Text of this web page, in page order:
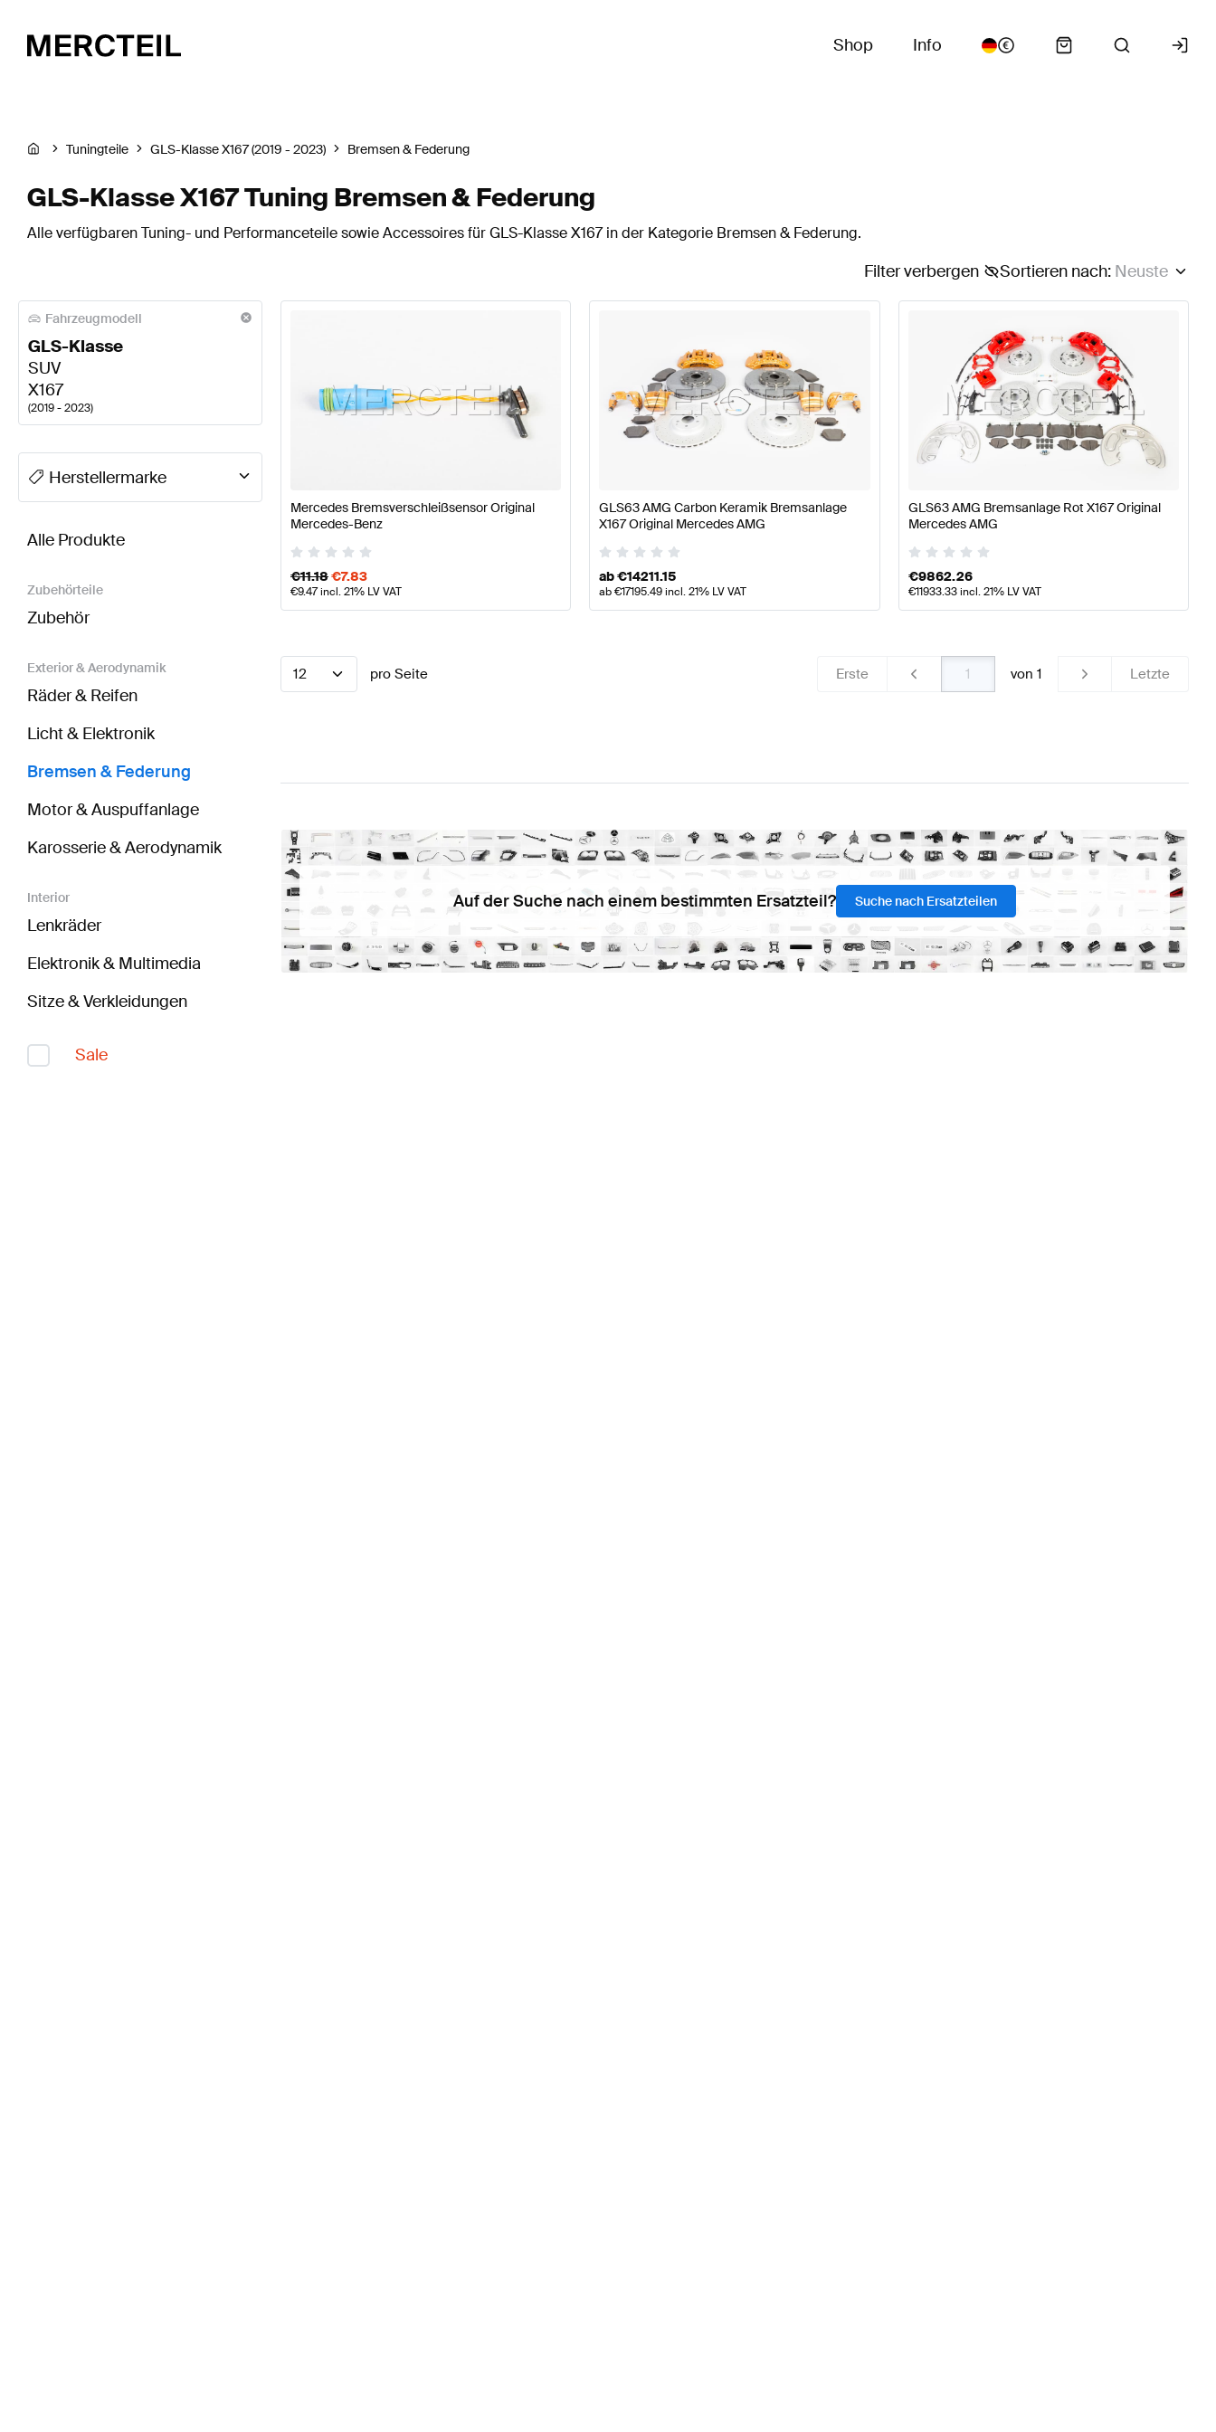
Shop Info
Tuningteile GLS-Klasse X167 (2019 - 2023) Bremsen & Federung
GLS-Klasse X167 Tuning Bremsen & Federung
Alle verfügbaren Tuning- und Performanceteile sowie Accessoires für GLS-Klasse X167 in der Kategorie Bremsen & Federung.
Sortieren nach: Neuste
Filter verbergen
Fahrzeugmodell
GLS-Klasse
SUV
X167
(2019 - 2023)
A-Klasse Tuning Bremsen & Federung A-Klasse W177 Modellpflege Tuning Bremsen & Federung A-Klasse W177 Tuning Bremsen & FederungA-Klasse W176
Herstellermarke
BRABUS GLS-Klasse X167 Bremsen & FederungAMG GLS-Klasse X167 Bremsen & FederungMercedes-Benz GLS-Klasse X167 Bremsen & Federung
Alle Produkte
Zubehörteile
Zubehör
Exterior & Aerodynamik
Räder & Reifen
Licht & Elektronik
Bremsen & Federung
Motor & Auspuffanlage
Karosserie & Aerodynamik
Interior
Lenkräder
Elektronik & Multimedia
Sitze & Verkleidungen
Sale
Mercedes Bremsverschleißsensor Original
Mercedes-Benz
€11.18€7.83
€9.47incl. 21% LV VAT
GLS63 AMG Carbon Keramik Bremsanlage
X167 Original Mercedes AMG
ab€14211.15
ab€17195.49incl. 21% LV VAT
GLS63 AMG Bremsanlage Rot X167 Original
Mercedes AMG
€9862.26
€11933.33incl. 21% LV VAT
12 pro Seite Erste von 1 Letzte
Auf der Suche nach einem bestimmten Ersatzteil? Suche nach Ersatzteilen